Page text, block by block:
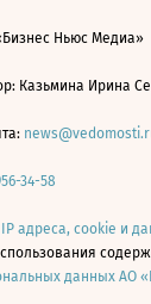
Ньюс Медиа»
Казьмина Ирина
34-58
IP адреса, cookie и
данных АО